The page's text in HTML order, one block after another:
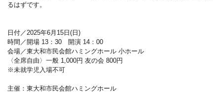
るはずです。
日付／2025年6月15日(日)
時間／開場 13：30 開演 14：00
会場／東大和市民会館ハミングホール 小ホール
〈全席自由〉一般 1,000円 友の会 800円
※未就学児入場不可
主催：東大和市民会館ハミングホール